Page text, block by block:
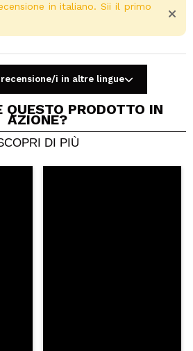
un video o una foto
essere il primo. Immaginalo...
in italiano. Sii il primo
i in altre lingue
QUESTO PRODOTTO IN
AZIONE?
DI PIÙ